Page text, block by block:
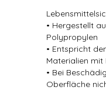
• Hergestellt
Polypropylen
• Entspricht
Materialien
• Bei
Oberfläche